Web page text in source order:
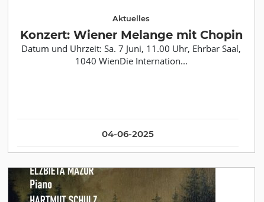
04-06-2025
Aktuelles
Konzert: Wiener Melange mit Chopin
Datum und Uhrzeit: Sa. 7 Juni, 11.00 Uhr, Ehrbar Saal,
1040 WienDie Internation...